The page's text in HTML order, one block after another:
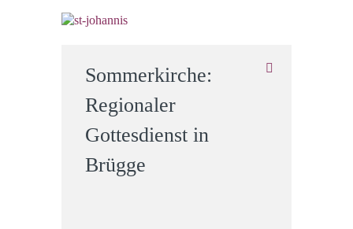
Sommerkirche:
Regionaler
Gottesdienst in
Brügge